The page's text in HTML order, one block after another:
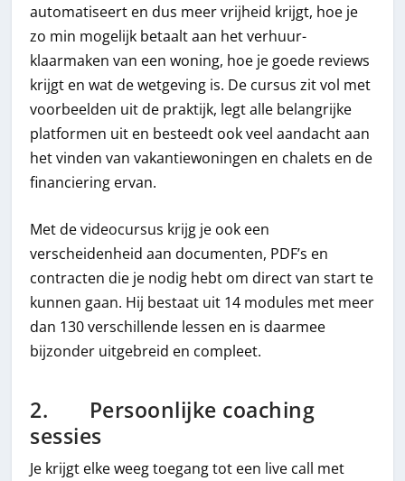
automatiseert en dus meer vrijheid krijgt, hoe je
zo min mogelijk betaalt aan het verhuur-
klaarmaken van een woning, hoe je goede reviews
krijgt en wat de wetgeving is. De cursus zit vol met
voorbeelden uit de praktijk, legt alle belangrijke
platformen uit en besteedt ook veel aandacht aan
het vinden van vakantiewoningen en chalets en de
financiering ervan.
Met de videocursus krijg je ook een
verscheidenheid aan documenten, PDF’s en
contracten die je nodig hebt om direct van start te
kunnen gaan. Hij bestaat uit 14 modules met meer
dan 130 verschillende lessen en is daarmee
bijzonder uitgebreid en compleet.
2. Persoonlijke coaching
sessies
Je krijgt elke weeg toegang tot een live call met